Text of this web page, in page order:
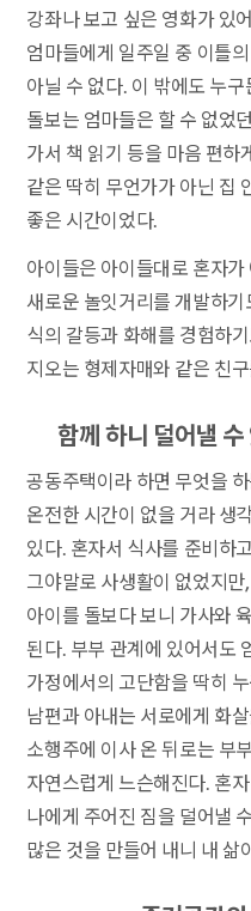
강좌나 보고 싶은 영화가 있
엄마들에게 일주일 중 이틀
아닐 수 없다. 이 밖에도 누
돌보는 엄마들은 할 수 없었
가서 책 읽기 등을 마음 편하
같은 딱히 무언가가 아닌 집
좋은 시간이었다.
아이들은 아이들대로 혼자
새로운 놀잇거리를 개발하
식의 갈등과 화해를 경험하
지오는 형제자매와 같은 친
함께 하니 덜어낼
공동주택이라 하면 무엇을
온전한 시간이 없을 거라 생
있다. 혼자서 식사를 준비하
그야말로 사생활이 없었지만
아이를 돌보다 보니 가사와
된다. 부부 관계에 있어서도
가정에서의 고단함을 딱히
남편과 아내는 서로에게 화
소행주에 이사 온 뒤로는 부
자연스럽게 느슨해진다. 혼
나에게 주어진 짐을 덜어낼
많은 것을 만들어 내니 내 삶